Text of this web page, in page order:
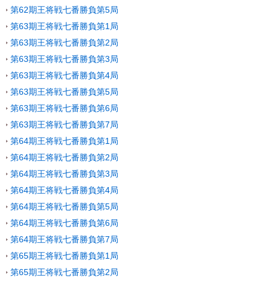
第62期王将戦七番勝負第5局
第63期王将戦七番勝負第1局
第63期王将戦七番勝負第2局
第63期王将戦七番勝負第3局
第63期王将戦七番勝負第4局
第63期王将戦七番勝負第5局
第63期王将戦七番勝負第6局
第63期王将戦七番勝負第7局
第64期王将戦七番勝負第1局
第64期王将戦七番勝負第2局
第64期王将戦七番勝負第3局
第64期王将戦七番勝負第4局
第64期王将戦七番勝負第5局
第64期王将戦七番勝負第6局
第64期王将戦七番勝負第7局
第65期王将戦七番勝負第1局
第65期王将戦七番勝負第2局